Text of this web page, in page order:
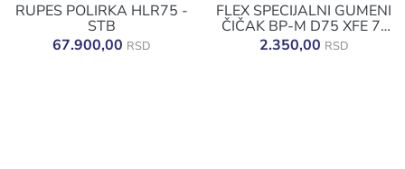
RUPES POLIRKA HLR75 -
STB
67.900,00 RSD
FLEX SPECIJALNI GUMENI
ČIČAK BP-M D75 XFE 7-
12
2.350,00 RSD